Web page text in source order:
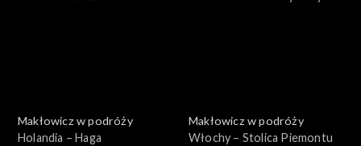
Makłowicz w podróży
Holandia – Haga
Makłowicz w podróży
Włochy – Stolica Piemontu